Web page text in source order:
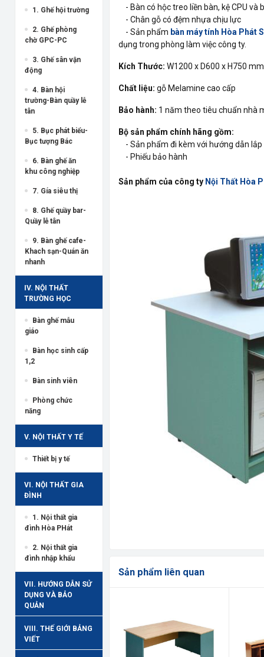
1. Ghế hội trường
2. Ghế phòng
chờ GPC-PC
3. Ghế sân vận
động
4. Bàn hội
trường-Bàn quầy lễ
tân
5. Bục phát biểu-
Bục tượng Bác
6. Bàn ghế ăn
khu công nghiệp
7. Gía siêu thị
8. Ghế quầy bar-
Quầy lễ tân
9. Bàn ghế cafe-
Khach sạn-Quán ăn
nhanh
IV. NỘI THẤT
TRƯỜNG HỌC
Bàn ghế mẫu
giáo
Bàn học sinh cấp
1,2
Bàn sinh viên
Phòng chức
năng
V. NỘI THẤT Y TẾ
Thiết bị y tế
VI. NỘI THẤT GIA
ĐÌNH
1. Nội thất gia
đình Hòa PHát
2. Nội thất gia
đình nhập khẩu
VII. HƯỚNG DẪN SỬ
DỤNG VÀ BẢO
QUẢN
VIII. THẾ GIỚI BẢNG
VIẾT
- Bàn có hộc treo liền bàn, kệ CPU và
- Chân gỗ có đệm nhựa chịu lực
- Sản phẩm bàn máy tính Hòa Phát
dụng trong phòng làm việc công ty.
Kích Thước: W1200 x D600 x H750 mm
Chất liệu: gỗ Melamine cao cấp
Bảo hành: 1 năm theo tiêu chuẩn nhà
Bộ sản phẩm chính hãng gồm:
- Sản phẩm đi kèm với hướng dẫn lắp
- Phiếu bảo hành
Sản phẩm của công ty Nội Thất Hòa
Sản phẩm liên quan